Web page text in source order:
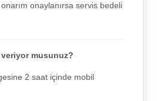
onaylanırsa servis bedeli
veriyor musunuz?
2 saat içinde mobil